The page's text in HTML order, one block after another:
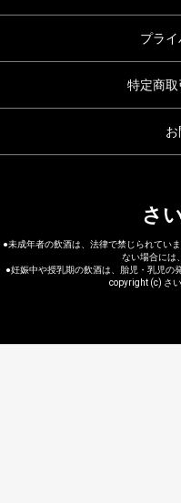
プラ
特定商
さ
●未成年者の飲酒は、法律で禁じられてい
ない場合には
●妊娠中や授乳期の飲酒は、胎児・乳児の
copyright (c) さ